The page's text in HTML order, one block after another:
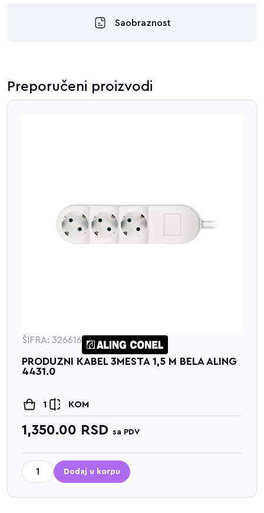
Saobraznost
Preporučeni proizvodi
ŠIFRA: 326616
PRODUZNI KABEL 3MESTA 1,5 M BELA ALING
4431.0
1 KOM
1,350.00 RSD sa PDV
Dodaj u korpu